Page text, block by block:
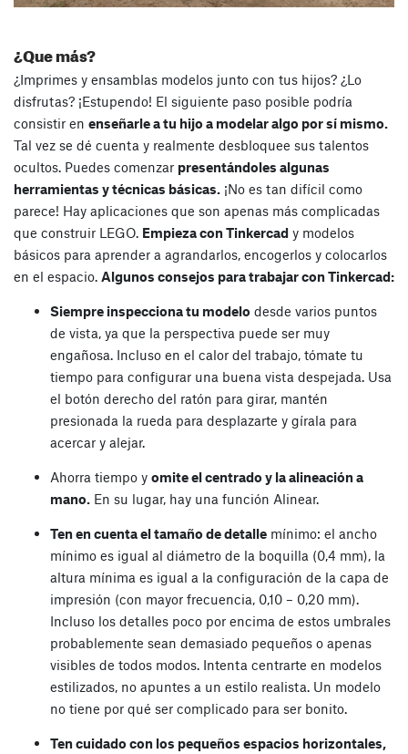
¿Que más?
¿Imprimes y ensamblas modelos junto con tus hijos? ¿Lo
disfrutas? ¡Estupendo! El siguiente paso posible podría
consistir en enseñarle a tu hijo a modelar algo por sí mismo.
Tal vez se dé cuenta y realmente desbloquee sus talentos
ocultos. Puedes comenzar presentándoles algunas
herramientas y técnicas básicas. ¡No es tan difícil como
parece! Hay aplicaciones que son apenas más complicadas
que construir LEGO. Empieza con Tinkercad y modelos
básicos para aprender a agrandarlos, encogerlos y colocarlos
en el espacio. Algunos consejos para trabajar con Tinkercad:
Siempre inspecciona tu modelo desde varios puntos
de vista, ya que la perspectiva puede ser muy
engañosa. Incluso en el calor del trabajo, tómate tu
tiempo para configurar una buena vista despejada. Usa
el botón derecho del ratón para girar, mantén
presionada la rueda para desplazarte y gírala para
acercar y alejar.
Ahorra tiempo y omite el centrado y la alineación a
mano. En su lugar, hay una función Alinear.
Ten en cuenta el tamaño de detalle mínimo: el ancho
mínimo es igual al diámetro de la boquilla (0,4 mm), la
altura mínima es igual a la configuración de la capa de
impresión (con mayor frecuencia, 0,10 – 0,20 mm).
Incluso los detalles poco por encima de estos umbrales
probablemente sean demasiado pequeños o apenas
visibles de todos modos. Intenta centrarte en modelos
estilizados, no apuntes a un estilo realista. Un modelo
no tiene por qué ser complicado para ser bonito.
Ten cuidado con los pequeños espacios horizontales,